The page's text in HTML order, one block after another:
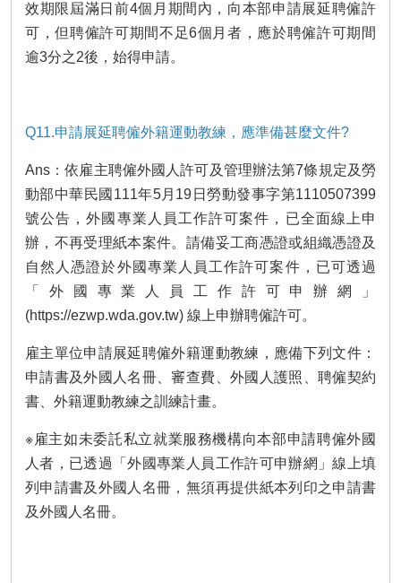
效期限屆滿日前4個月期間內，向本部申請展延聘僱許
可，但聘僱許可期間不足6個月者，應於聘僱許可期間
逾3分之2後，始得申請。
Q11.申請展延聘僱外籍運動教練，應準備甚麼文件?
Ans：依雇主聘僱外國人許可及管理辦法第7條規定及勞
動部中華民國111年5月19日勞動發事字第1110507399
號公告，外國專業人員工作許可案件，已全面線上申
辦，不再受理紙本案件。請備妥工商憑證或組織憑證及
自然人憑證於外國專業人員工作許可案件，已可透過
「外國專業人員工作許可申辦網」
(https://ezwp.wda.gov.tw) 線上申辦聘僱許可。
雇主單位申請展延聘僱外籍運動教練，應備下列文件：
申請書及外國人名冊、審查費、外國人護照、聘僱契約
書、外籍運動教練之訓練計畫。
※雇主如未委託私立就業服務機構向本部申請聘僱外國
人者，已透過「外國專業人員工作許可申辦網」線上填
列申請書及外國人名冊，無須再提供紙本列印之申請書
及外國人名冊。